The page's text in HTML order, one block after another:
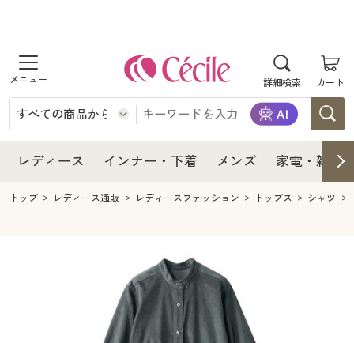
詳細検索 カート
商品を探す
レディース
レディースファッション
インナー・下着
インナー・下着通販すべて
ジュニア・ティーンズ下着
メンズ
寝具・インテリア・家具
寝具・インテリア・家具通販すべて
レディース インナー・下着 メンズ 家電・雑貨
レディース
レディース通販すべて
レディースファッション
インナー・下着
インナー・下着通販すべて
ジュニア・ティーンズ下着
メンズ
キッチン・雑貨・日用品
寝具・インテリア・家具通販すべて
美容・健康通販すべて
トップ レディース通販 レディースファッション トップス シャツ